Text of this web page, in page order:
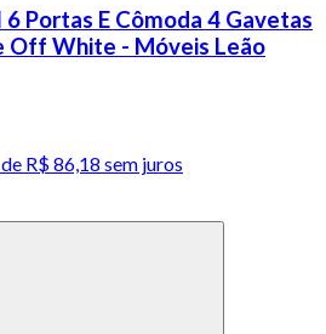
Portas E Cômoda 4 Gavetas
Off White - Móveis Leão
R$ 86,18 sem juros